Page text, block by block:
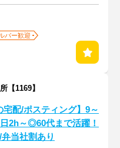
バー歓迎
【1169】
宅配/ポスティング】9～
2h～◎60代まで活躍！
当社割あり